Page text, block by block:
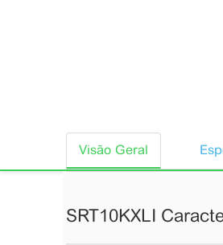
Visão Geral
SRT10KXLI